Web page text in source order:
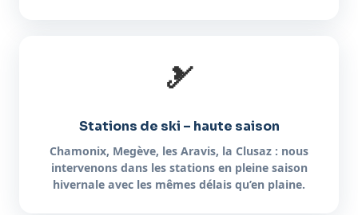
🎿
Stations de ski – haute saison
Chamonix, Megève, les Aravis, la Clusaz : nous
intervenons dans les stations en pleine saison
hivernale avec les mêmes délais qu’en plaine.